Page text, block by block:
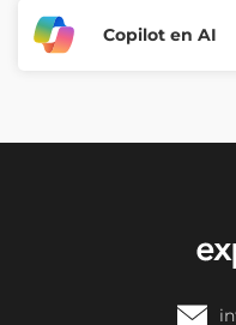
Copilot en AI